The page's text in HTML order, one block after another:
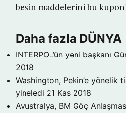
besin maddelerini bu
Daha fazla DÜNYA
INTERPOL’ün yeni başkanı
2018
Washington, Pekin’e yönelik
yineledi 21 Kas 2018
Avustralya, BM Göç